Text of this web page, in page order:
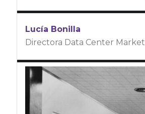
Lucía Bonilla
Directora Data Center Market